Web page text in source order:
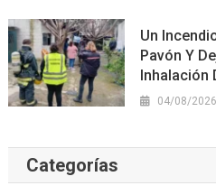
Un
Pavón Y
Inhalación
04/08/2026
Categorías